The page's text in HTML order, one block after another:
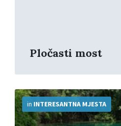
Pločasti most
in INTERESANTNA MJESTA
More
Info